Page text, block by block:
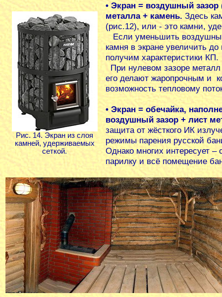
Рис. 14. Экран из слоя
камней, удерживаемых
сеткой.
• Экран = воздушный зазор
металла + камень. Здесь
(рис.12), или - это камни,
Если уменьшить
камня в экране увеличить
получим характеристики КП.
При нулевом зазоре
его делают жаропрочным и
возможность тепловому
• Экран = обечайка,
воздушный зазор + лист
защита от жёсткого ИК
режимы парения русской
Однако многих интересует –
парилку и всё помещение